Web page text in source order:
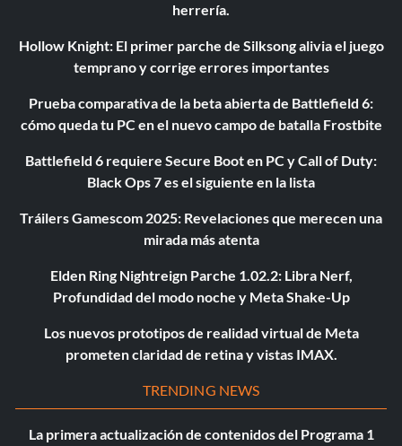
herrería.
Hollow Knight: El primer parche de Silksong alivia el juego
temprano y corrige errores importantes
Prueba comparativa de la beta abierta de Battlefield 6:
cómo queda tu PC en el nuevo campo de batalla Frostbite
Battlefield 6 requiere Secure Boot en PC y Call of Duty:
Black Ops 7 es el siguiente en la lista
Tráilers Gamescom 2025: Revelaciones que merecen una
mirada más atenta
Elden Ring Nightreign Parche 1.02.2: Libra Nerf,
Profundidad del modo noche y Meta Shake-Up
Los nuevos prototipos de realidad virtual de Meta
prometen claridad de retina y vistas IMAX.
TRENDING NEWS
La primera actualización de contenidos del Programa 1